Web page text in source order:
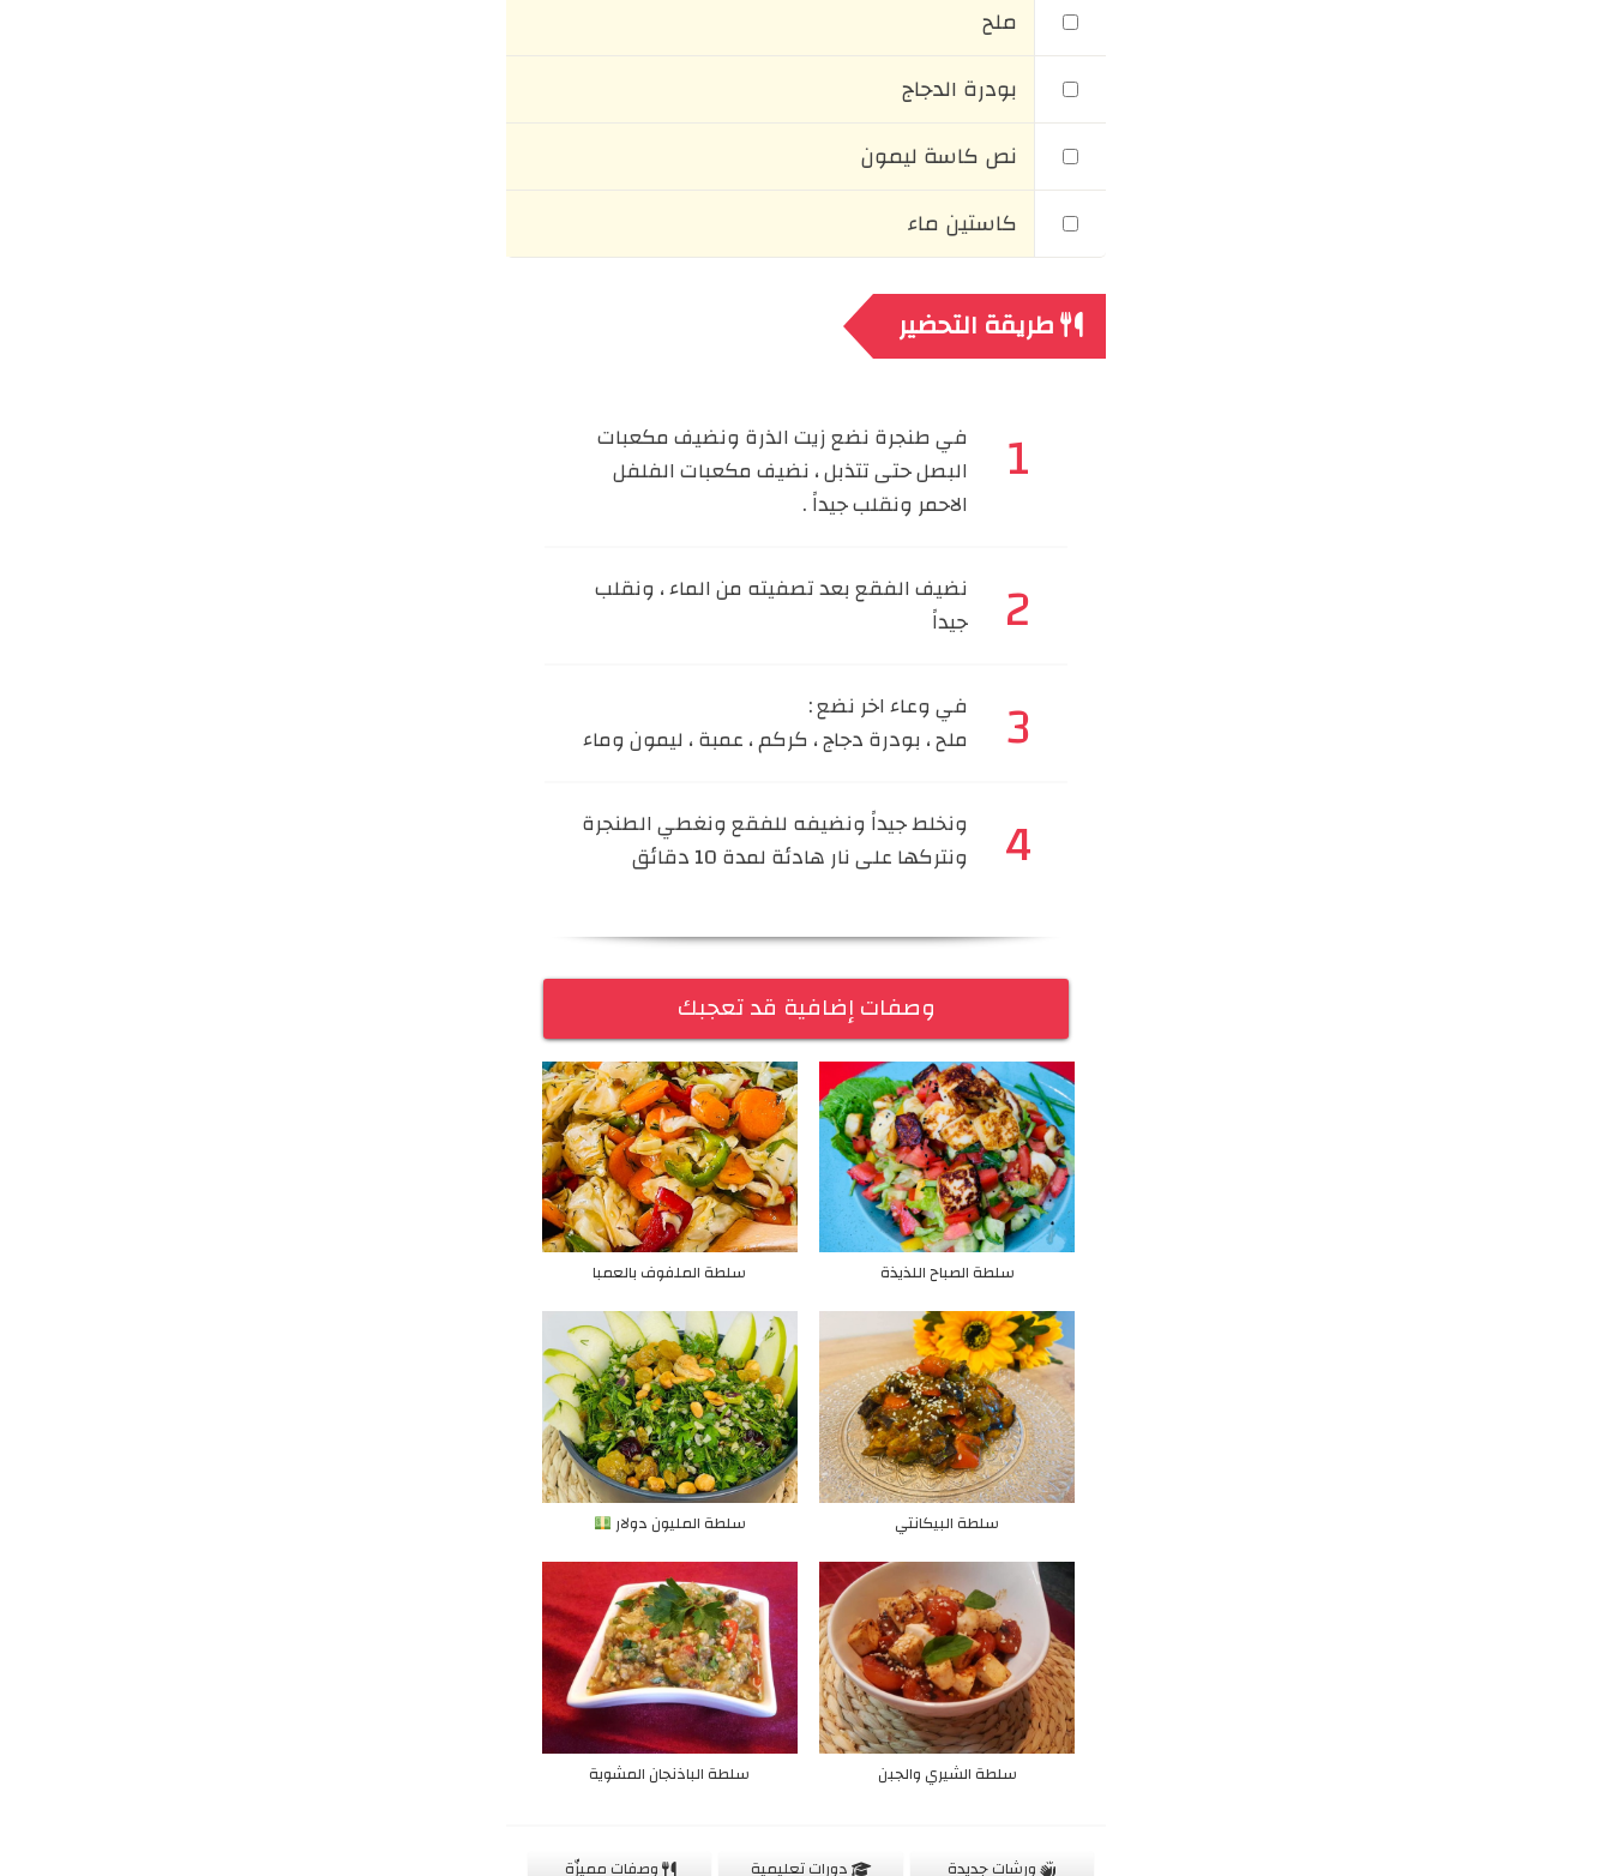
ملح
بودرة الدجاج
نص كاسة ليمون
كاستين ماء
طريقة التحضير
في طنجرة نضع زيت الذرة ونضيف مكعبات
البصل حتى تتذبل ، نضيف مكعبات الفلفل
الاحمر ونقلب جيداً .
نضيف الفقع بعد تصفيته من الماء ، ونقلب
جيداً
في وعاء اخر نضع :
ملح ، بودرة دجاج ، كركم ، عمبة ، ليمون وماء
ونخلط جيداً ونضيفه للفقع ونغطي الطنجرة
ونتركها على نار هادئة لمدة 10 دقائق
وصفات إضافية قد تعجبك
سلطة الصباح اللذيذة سلطة الملفوف بالعمبا
سلطة البيكانتي سلطة المليون دولار
سلطة الشيري والجبن سلطة الباذنجان المشوية
ورشات جديدة دورات تعليمية وصفات مميزّة